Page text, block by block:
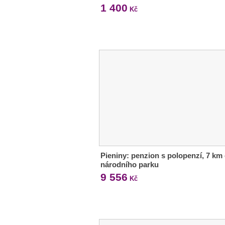
1 400 Kč
Pieniny: penzion s polopenzí, 7 km
národního parku
9 556 Kč